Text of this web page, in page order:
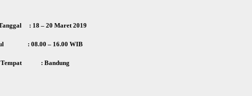
: 18 – 20 Maret 2019
: 08.00 – 16.00 WIB
Tempat : Bandung